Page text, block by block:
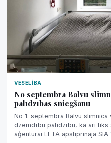
VESELĪBA
No septembra Balvu
palīdzības sniegšanu
No 1. septembra Balvu
dzemdību palīdzību, kā arī tiks
aģentūrai LETA apstiprināja